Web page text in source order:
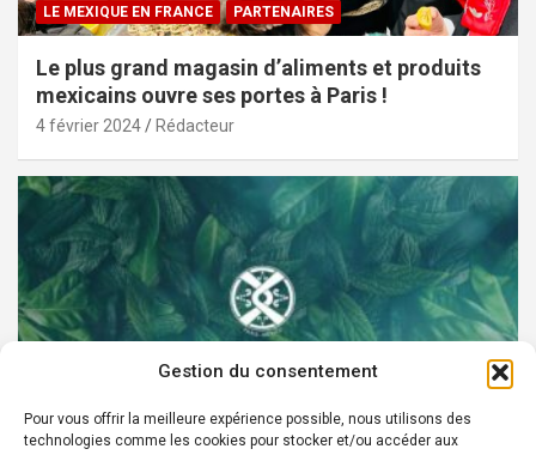
Gestion du consentement
Pour vous offrir la meilleure expérience possible, nous utilisons des
technologies comme les cookies pour stocker et/ou accéder aux
LE MEXIQUE EN FRANCE PARTENAIRES
Le plus grand magasin d’aliments et produits
mexicains ouvre ses portes à Paris !
4 février 2024 Rédacteur